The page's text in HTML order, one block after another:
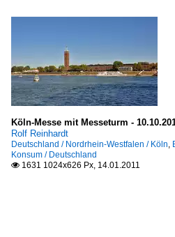
Köln-Messe mit Messeturm -
Rolf Reinhardt
Deutschland / Nordrhein-Westfalen / Köln,
Konsum / Deutschland
 1631 1024x626 Px, 14.01.2011